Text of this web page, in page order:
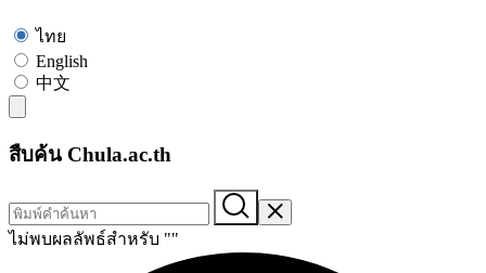
ไทย
English
中文
สืบค้น Chula.ac.th
ไม่พบผลลัพธ์สำหรับ ""